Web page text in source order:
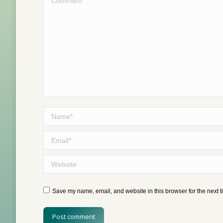
Name *
Email *
Website
Save my name, email, and website in this browser for the next
Post comment